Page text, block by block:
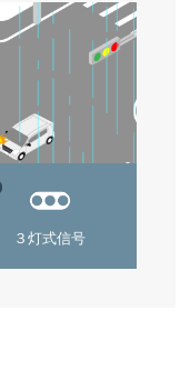
３灯式信号